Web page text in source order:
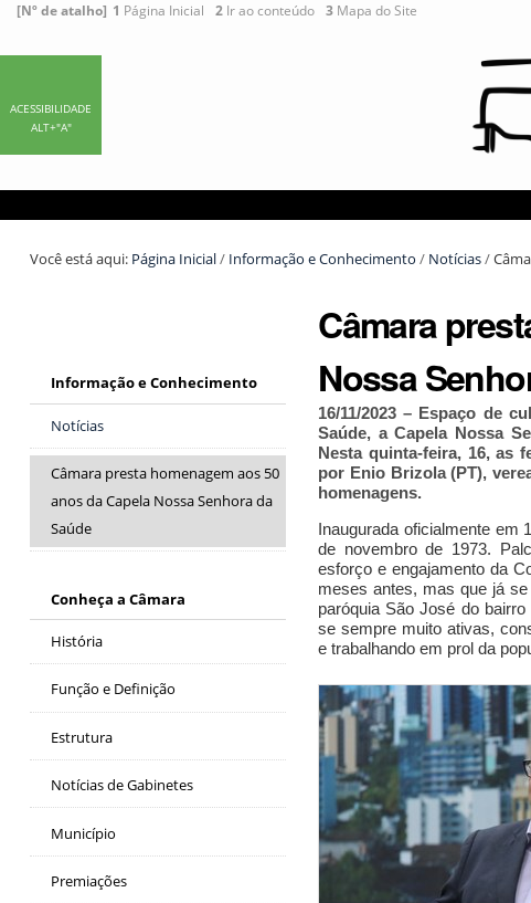
[Nº de atalho] 1 Página Inicial 2 Ir ao conteúdo 3 Mapa do Site
ACESSIBILIDADE
ALT+"A"
Você está aqui: Página Inicial/ Informação e Conhecimento / Notícias/
Informação e Conhecimento
Notícias
Câmara presta homenagem aos 50
anos da Capela Nossa Senhora da
Saúde
Conheça a Câmara
História
Função e Definição
Estrutura
Notícias de Gabinetes
Município
Premiações
Câmara
Nossa
16/11/2023 – Espaço de
Saúde, a Capela Nossa
Nesta quinta-feira, 16, as
por Enio Brizola (PT),
homenagens.
Inaugurada oficialmente em
de novembro de 1973.
esforço e engajamento da
meses antes, mas que já
paróquia São José do
se sempre muito ativas,
e trabalhando em prol da